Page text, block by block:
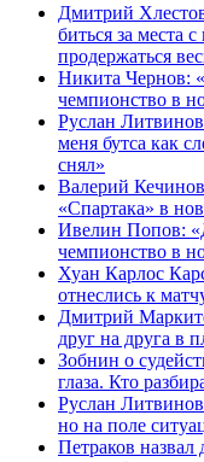
Дмитрий
биться за места
продержаться
Никита Чернов:
чемпионство в
Руслан
меня бутса как
снял»
Валерий
«Спартака» в
Ивелин Попов:
чемпионство в
Хуан Карлос
отнеслись к
Дмитрий
друг на друга в
Зобнин о
глаза. Кто
Руслан
но на поле
Петраков назвал